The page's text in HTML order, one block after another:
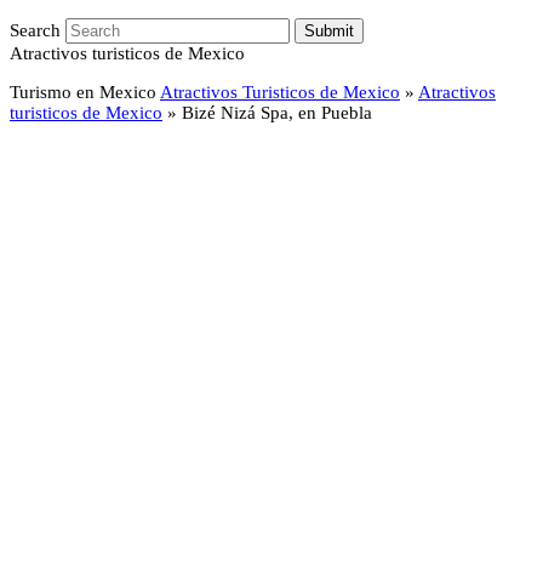
Search Submit
Atractivos turisticos de Mexico
Turismo en Mexico Atractivos Turisticos de Mexico » Atractivos
turisticos de Mexico » Bizé Nizá Spa, en Puebla